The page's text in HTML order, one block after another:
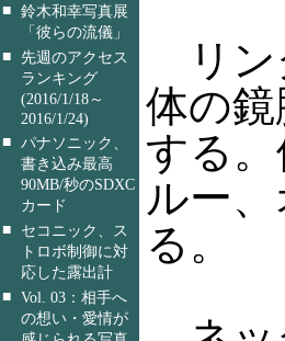
■ 鈴木和幸写真展
「彼らの流儀」
■ 先週のアクセス
ランキング
(2016/1/18～
2016/1/24)
■ パナソニック、
書き込み最高
90MB/秒のSDXC
カード
■
セコニック、ス
トロボ制御に対
応した露出計
■ Vol. 03：相手へ
の想い・愛情が
リン
体の
する
ルー
る。